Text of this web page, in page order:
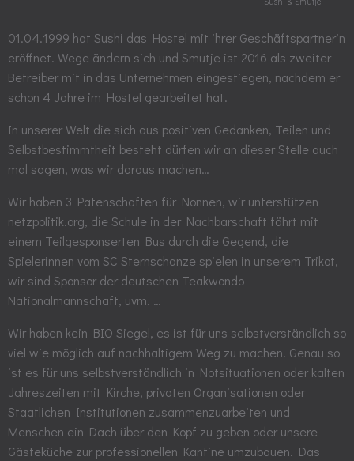
01.04.1999 hat Sushi das Hostel mit ihrer Geschäftspartnerin
eröffnet. Wege ändern sich und Smutje ist 2016 als zweiter
Betreiber mit in das Unternehmen eingestiegen, nachdem er
schon 4 Jahre im Hostel gearbeitet hat.
In unserer Welt die sich aus positiven Gedanken, Teilen und
Selbstbestimmtheit besteht dürfen wir an dieser Stelle auch
mal sagen, was wir daraus machen…
Wir haben 3 Patenschaften für Nonnen, wir unterstützen
netzpolitik.org, die Schule in der Nachbarschaft fährt mit
einem Teilgesponserten Bus durch die Gegend, die
Spielerinnen vom SC Sternschanze spielen in unserem Trikot,
wir sind Sponsor der deutschen Teakwondo
Nationalmannschaft, uvm. …
Wir haben kein BIO Siegel, es ist für uns selbstverständlich so
viel wie möglich auf nachhaltigem Weg zu machen. Genau so
ist es für uns selbstverständlich in Notsituationen oder kalten
Jahreszeiten mit Kirche, privaten Organisationen oder
Staatlichen Institutionen zusammenzuarbeiten und
Menschen ein Dach über den Kopf zu geben oder unsere
Gästeküche zur professionellen Kantine umzubauen. Das